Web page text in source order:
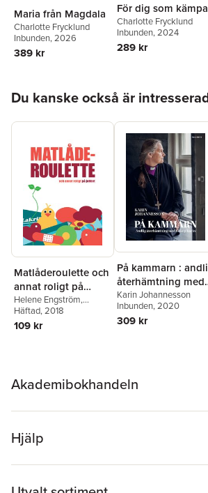
Maria från Magdala
Charlotte Frycklund
Inbunden, 2026
389 kr
För dig som
Charlotte Frycklund
Inbunden, 2024
289 kr
Du kanske också är
Matlåderoulette och
annat roligt på
jobbet
Helene Engström,
Joakim Hedström
Häftad, 2018
109 kr
På kammarn :
återhämtning med
biskop Karin
Karin Johannesson
Inbunden, 2020
309 kr
Akademibokhandeln
Hjälp